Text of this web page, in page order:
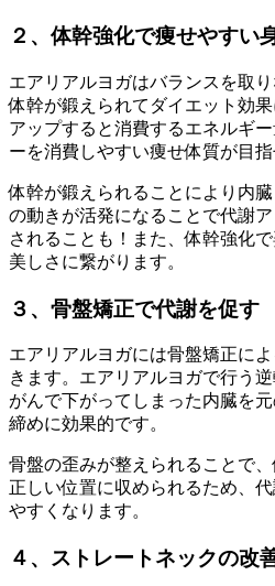
２、体幹強化で痩せやすい
エアリアルヨガはバランスを取
体幹が鍛えられてダイエット効
アップすると消費するエネルギ
ーを消費しやすい痩せ体質が目指
体幹が鍛えられることにより内
の動きが活発になることで代謝
される ことも！また、体幹強化
美しさに繋がります。
３、骨盤矯正で代謝を促す
エアリアルヨガには骨盤矯正に
きます。エアリアルヨガで行う
がんで下がってしまった内臓を元
締めに効果的です。
骨盤の歪みが整えられることで
正しい位置に収められるため、
やすくなります。
４、ストレートネックの改